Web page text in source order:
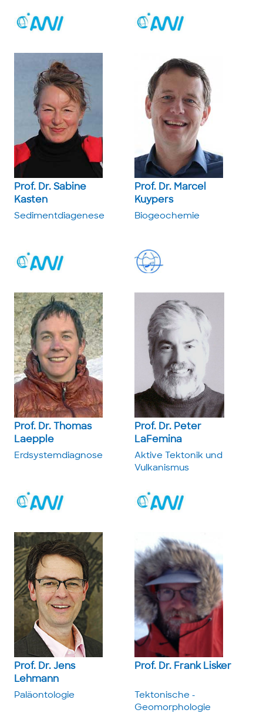
Prof. Dr. Sabine
Kasten
Sediment­diagenese
Prof. Dr. Marcel
Kuypers
Biogeochemie
Prof. Dr. Thomas
Laepple
Erdsystem­diagnose
Prof. Dr. Peter
LaFemina
Aktive Tektonik und
Vulkanismus
Prof. Dr. Jens
Lehmann
Paläontologie
Prof. Dr. Frank Lisker
Tektonische ­
Geomorphologie